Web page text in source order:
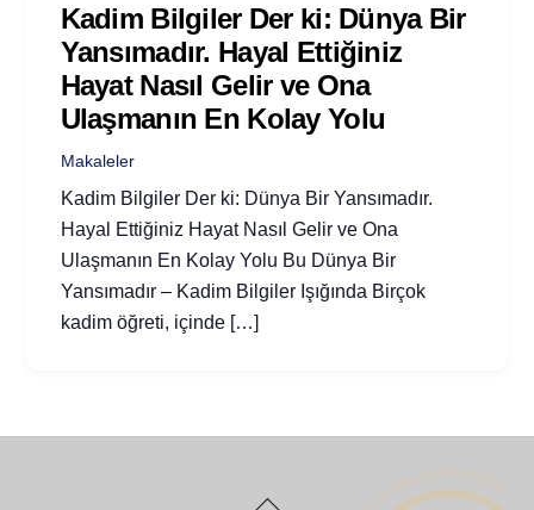
Kadim Bilgiler Der ki: Dünya Bir
Yansımadır. Hayal Ettiğiniz
Hayat Nasıl Gelir ve Ona
Ulaşmanın En Kolay Yolu
Makaleler
Kadim Bilgiler Der ki: Dünya Bir Yansımadır.
Hayal Ettiğiniz Hayat Nasıl Gelir ve Ona
Ulaşmanın En Kolay Yolu Bu Dünya Bir
Yansımadır – Kadim Bilgiler Işığında Birçok
kadim öğreti, içinde […]
Back